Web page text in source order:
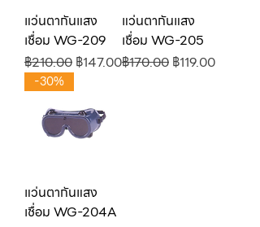
แว่นตากันแสง
เชื่อม WG-209
ราคาปกติ
฿210.00 ราคาขายลด
฿147.00
แว่นตากันแสง
เชื่อม WG-205
ราคาปกติ
฿170.00 ราคาขายลด
฿119.00
-30%
แว่นตากันแสง
เชื่อม WG-204A